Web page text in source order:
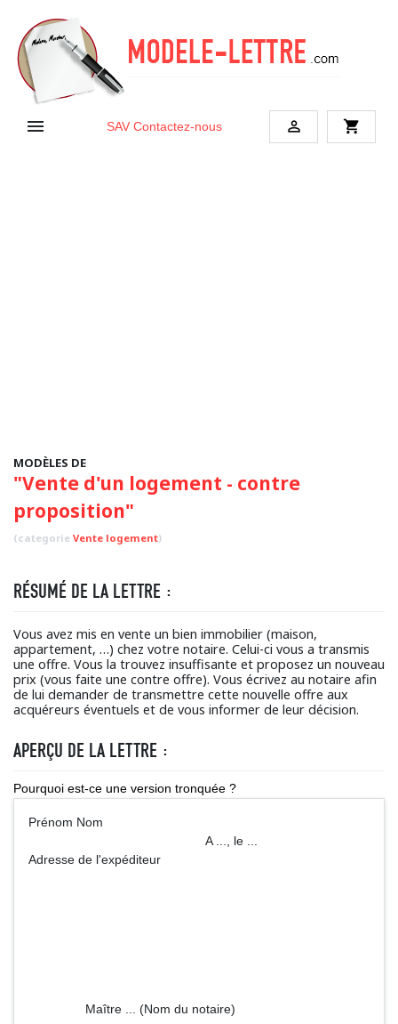
 SAV Contactez-nous  shopping_cart
MODÈLES DE
"Vente d'un logement - contre
proposition"
(categorie Vente logement)
RÉSUMÉ DE LA LETTRE :
Vous avez mis en vente un bien immobilier (maison,
appartement, …) chez votre notaire. Celui-ci vous a transmis
une offre. Vous la trouvez insuffisante et proposez un nouveau
prix (vous faite une contre offre). Vous écrivez au notaire afin
de lui demander de transmettre cette nouvelle offre aux
acquéreurs éventuels et de vous informer de leur décision.
APERÇU DE LA LETTRE :
Pourquoi est-ce une version tronquée ?
Prénom Nom
A ..., le ...
Adresse de l'expéditeur
Maître ... (Nom du notaire)